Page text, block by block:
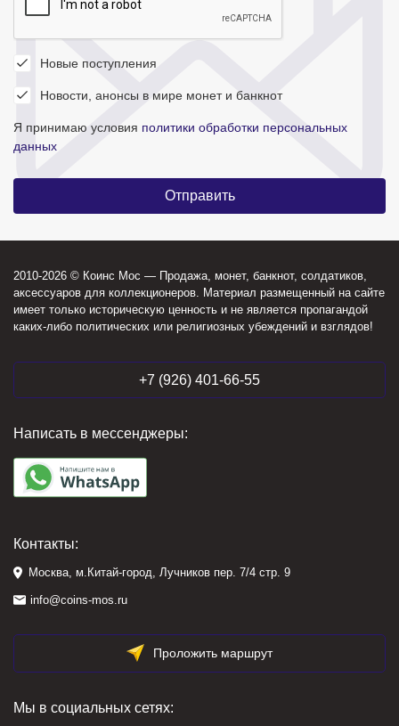
Новые поступления
Новости, анонсы в мире монет и банкнот
Я принимаю условия политики обработки персональных
данных
2010-2026 © Коинс Мос — Продажа, монет, банкнот, солдатиков,
аксессуаров для коллекционеров. Материал размещенный на сайте
имеет только историческую ценность и не является пропагандой
каких-либо политических или религиозных убеждений и взглядов!
+7 (926) 401-66-55
Написать в мессенджеры:
Контакты:
Москва, м.Китай-город, Лучников пер. 7/4 стр. 9
info@coins-mos.ru
Проложить маршрут
Мы в социальных сетях: